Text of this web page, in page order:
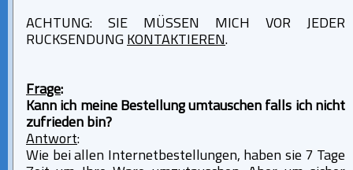
ACHTUNG: SIE MÜSSEN MICH VOR JEDER
RUCKSENDUNG KONTAKTIEREN.
Frage:
Kann ich meine Bestellung umtauschen falls ich nicht
zufrieden bin?
Antwort:
Wie bei allen Internetbestellungen, haben sie 7 Tage